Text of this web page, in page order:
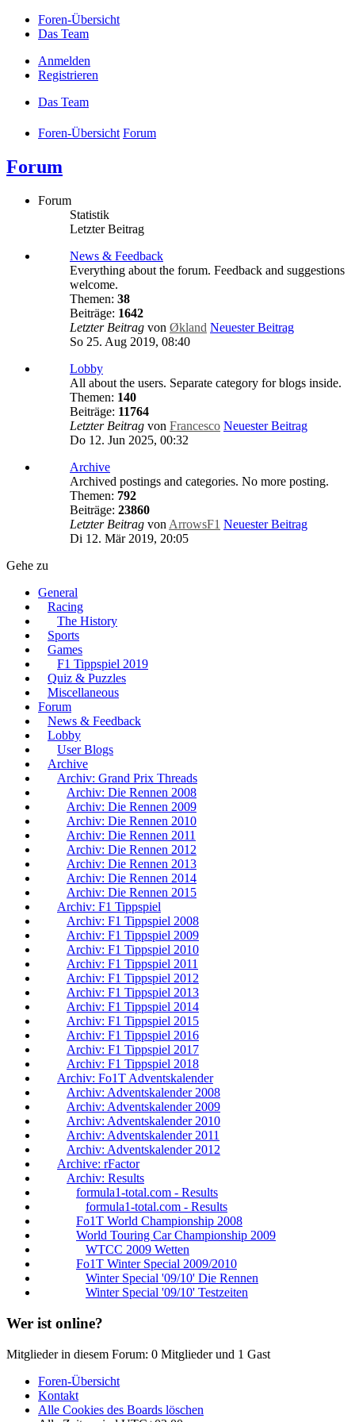
Foren-Übersicht
Das Team
Anmelden
Registrieren
Das Team
Foren-Übersicht Forum
Forum
Forum
Statistik
Letzter Beitrag
News & Feedback
Everything about the forum. Feedback and suggestions
welcome.
Themen: 38
Beiträge: 1642
Letzter Beitrag von Økland Neuester Beitrag
So 25. Aug 2019, 08:40
Lobby
All about the users. Separate category for blogs inside.
Themen: 140
Beiträge: 11764
Letzter Beitrag von Francesco Neuester Beitrag
Do 12. Jun 2025, 00:32
Archive
Archived postings and categories. No more posting.
Themen: 792
Beiträge: 23860
Letzter Beitrag von ArrowsF1 Neuester Beitrag
Di 12. Mär 2019, 20:05
Gehe zu
General
Racing
The History
Sports
Games
F1 Tippspiel 2019
Quiz & Puzzles
Miscellaneous
Forum
News & Feedback
Lobby
User Blogs
Archive
Archiv: Grand Prix Threads
Archiv: Die Rennen 2008
Archiv: Die Rennen 2009
Archiv: Die Rennen 2010
Archiv: Die Rennen 2011
Archiv: Die Rennen 2012
Archiv: Die Rennen 2013
Archiv: Die Rennen 2014
Archiv: Die Rennen 2015
Archiv: F1 Tippspiel
Archiv: F1 Tippspiel 2008
Archiv: F1 Tippspiel 2009
Archiv: F1 Tippspiel 2010
Archiv: F1 Tippspiel 2011
Archiv: F1 Tippspiel 2012
Archiv: F1 Tippspiel 2013
Archiv: F1 Tippspiel 2014
Archiv: F1 Tippspiel 2015
Archiv: F1 Tippspiel 2016
Archiv: F1 Tippspiel 2017
Archiv: F1 Tippspiel 2018
Archiv: Fo1T Adventskalender
Archiv: Adventskalender 2008
Archiv: Adventskalender 2009
Archiv: Adventskalender 2010
Archiv: Adventskalender 2011
Archiv: Adventskalender 2012
Archive: rFactor
Archiv: Results
formula1-total.com - Results
formula1-total.com - Results
Fo1T World Championship 2008
World Touring Car Championship 2009
WTCC 2009 Wetten
Fo1T Winter Special 2009/2010
Winter Special '09/10' Die Rennen
Winter Special '09/10' Testzeiten
Wer ist online?
Mitglieder in diesem Forum: 0 Mitglieder und 1 Gast
Foren-Übersicht
Kontakt
Alle Cookies des Boards löschen